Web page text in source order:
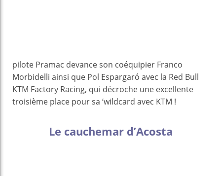
pilote Pramac devance son coéquipier Franco
Morbidelli ainsi que Pol Espargaró avec la Red Bull
KTM Factory Racing, qui décroche une excellente
troisième place pour sa ‘wildcard avec KTM !
Le cauchemar d’Acosta